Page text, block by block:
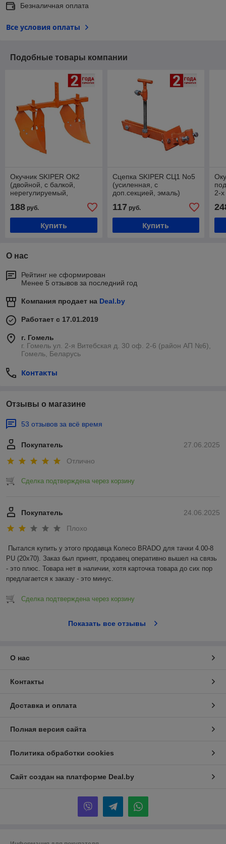
Безналичная оплата
Все условия оплаты
Подобные товары компании
Окучник SKIPER ОК2
(двойной, с балкой,
нерегулируемый,
эмаль)
188 руб.
Купить
Сцепка SKIPER СЦ1 No5
(усиленная, с
доп.секцией, эмаль)
117 руб.
Купить
2-
О нас
Рейтинг не сформирован
Менее 5 отзывов за последний год
Компания продает на Deal.by
Работает с 17.01.2019
г. Гомель
г. Гомель ул. 2-я Витебская д. 30 оф. 2-6 (район АП №6),
Гомель, Беларусь
Контакты
Отзывы о магазине
53 отзывов за всё время
27.06.2025
Покупатель
Отлично
Сделка подтверждена через корзину
24.06.2025
Покупатель
Плохо
Пытался купить у этого продавца Колесо BRADO для тачки 4.00-8
PU (20x70). Заказ был принят, продавец оперативно вышел на связь
- это плюс. Товара нет в наличии, хотя карточка товара до сих пор
предлагается к заказу - это минус.
Сделка подтверждена через корзину
Показать все отзывы
О нас
Контакты
Доставка и оплата
Полная версия сайта
Политика обработки cookies
Сайт создан на платформе Deal.by